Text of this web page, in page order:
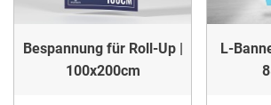
Bespannung für Roll-Up |
100x200cm
L-